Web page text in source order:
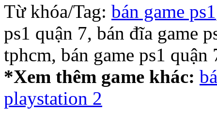
Từ khóa/Tag: bán game ps1
ps1 quận 7, bán đĩa game
tphcm, bán game ps1 quận
*Xem thêm game khác:
playstation 2